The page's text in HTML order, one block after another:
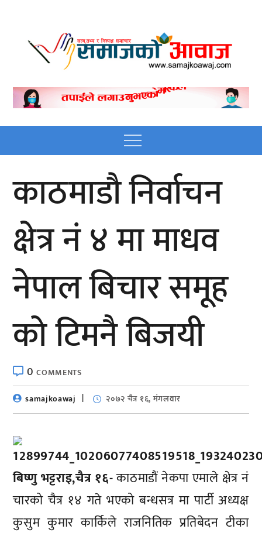
Nepali online news
portal site
Menu
काठमाडौ निर्वाचन
क्षेत्र नं ४ मा माधव
नेपाल बिचार समूह
को टिमनै बिजयी
0COMMENTS
samajkoawaj
२०७२ चैत्र १६, मंगलवार
बिष्णु भट्टराइ,चैत्र १६-काठमाडौं नेकपा एमाले क्षेत्र नं
चारको चैत्र १४ गते भएको बन्धसत्र मा पार्टी अध्यक्ष
कुसुम कुमार कार्किले राजनितिक प्रतिबेदन टीका